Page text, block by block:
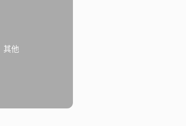
其他